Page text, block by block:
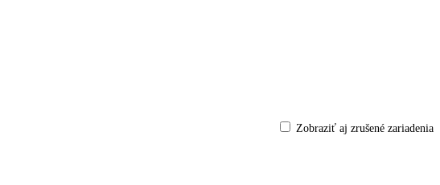
Zobraziť aj zrušené zariadenia